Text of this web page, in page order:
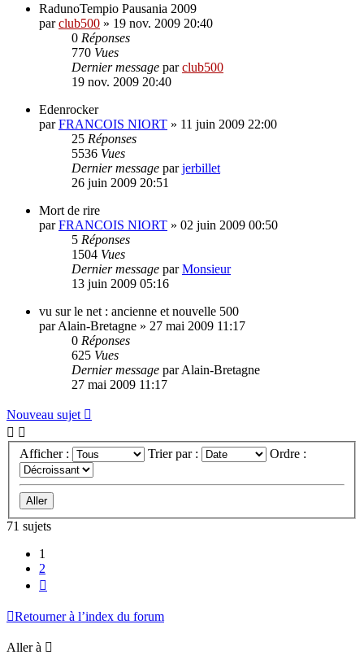
RadunoTempio Pausania 2009
parclub500 » 19 nov. 2009 20:40
0 Réponses
770 Vues
Dernier message parclub500
19 nov. 2009 20:40
Edenrocker
parFRANCOIS NIORT » 11 juin 2009 22:00
25 Réponses
5536 Vues
Dernier message parjerbillet
26 juin 2009 20:51
Mort de rire
parFRANCOIS NIORT » 02 juin 2009 00:50
5 Réponses
1504 Vues
Dernier message parMonsieur
13 juin 2009 05:16
vu sur le net : ancienne et nouvelle 500
parAlain-Bretagne » 27 mai 2009 11:17
0 Réponses
625 Vues
Dernier message parAlain-Bretagne
27 mai 2009 11:17
Nouveau sujet
Afficher : Trier par : Ordre :
71 sujets
1
2
Retourner à l’index du forum
Aller à